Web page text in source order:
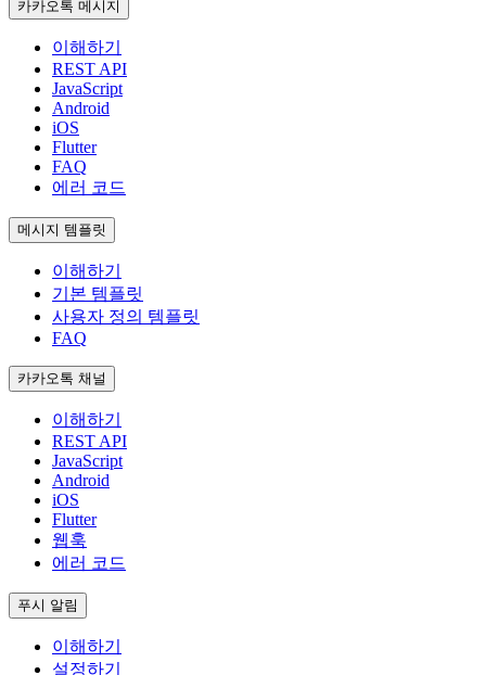
카카오톡 메시지
이해하기
REST API
JavaScript
Android
iOS
Flutter
FAQ
에러 코드
메시지 템플릿
이해하기
기본 템플릿
사용자 정의 템플릿
FAQ
카카오톡 채널
이해하기
REST API
JavaScript
Android
iOS
Flutter
웹훅
에러 코드
푸시 알림
이해하기
설정하기